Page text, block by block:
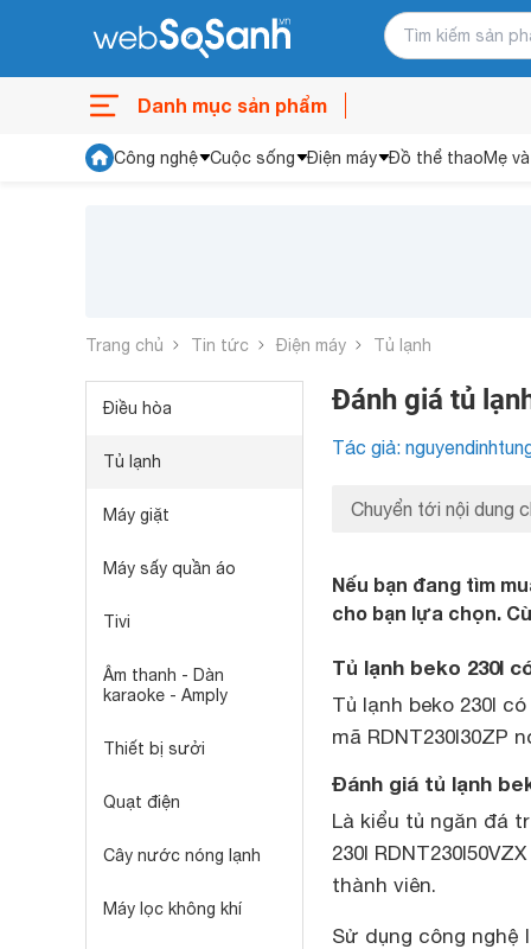
Danh mục sản phẩm
Công nghệ Cuộc sống Điện máy Đồ thể thaoMẹ
Trang chủ Tin tức Điện máy Tủ lạnh
Điều hòa
Tủ lạnh
Máy giặt
Máy sấy quần áo
Tivi
Âm thanh - Dàn
karaoke - Amply
Thiết bị sưởi
Quạt điện
Cây nước nóng lạnh
Máy lọc không khí
Đánh giá tủ
Tác giả:
Chuyển tới nội dung
Nếu bạn đang tìm
cho bạn lựa chọn.
Tủ lạnh beko 230l
Tủ lạnh beko 230l
mã RDNT230I30ZP
Đánh giá tủ lạnh
Là kiểu tủ ngăn đá
230l
thành viên.
Sử dụng công nghệ